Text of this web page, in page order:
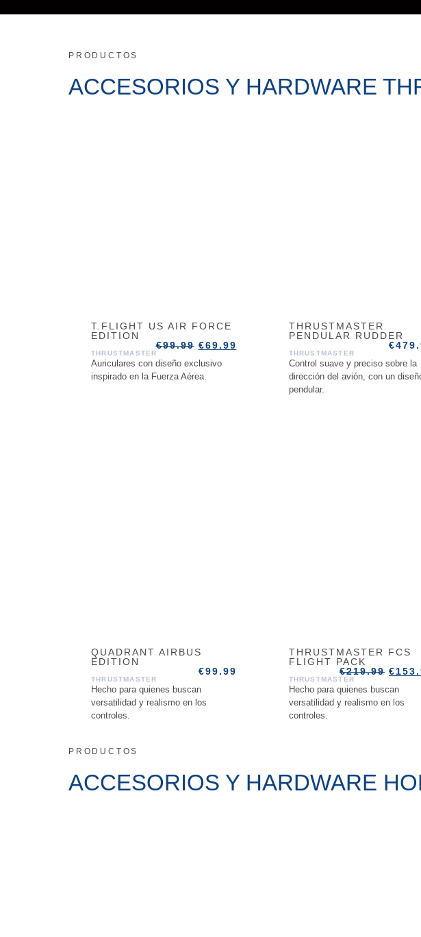
PRODUCTOS
ACCESORIOS Y HARDWARE
T.FLIGHT US AIR FORCE
EDITION
€99.99 €69.99
THRUSTMASTER
Auriculares con diseño exclusivo
inspirado en la Fuerza Aérea.
THRUSTMASTER
PENDULAR RUDDER
€
THRUSTMASTER
Control suave y preciso sobre la
dirección del avión, con un
pendular.
QUADRANT AIRBUS
EDITION
€99.99
THRUSTMASTER
Hecho para quienes buscan
versatilidad y realismo en los
controles.
THRUSTMASTER FCS
FLIGHT PACK
€219.99 €
THRUSTMASTER
Hecho para quienes buscan
versatilidad y realismo en los
controles.
PRODUCTOS
ACCESORIOS Y HARDWARE